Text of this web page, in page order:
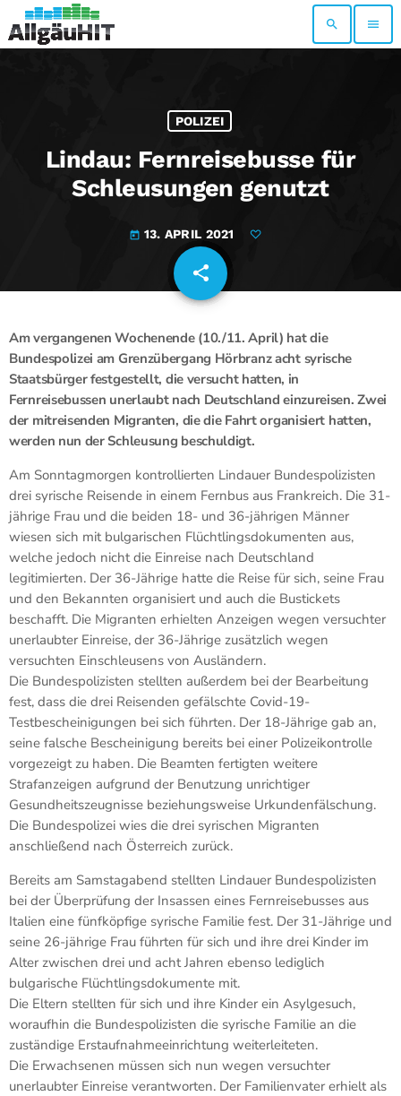
search menu
POLIZEI
Lindau: Fernreisebusse für
Schleusungen genutzt
today 13. APRIL 2021
share
email
Am vergangenen Wochenende (10./11. April) hat die
Bundespolizei am Grenzübergang Hörbranz acht syrische
Staatsbürger festgestellt, die versucht hatten, in
Fernreisebussen unerlaubt nach Deutschland einzureisen. Zwei
der mitreisenden Migranten, die die Fahrt organisiert hatten,
werden nun der Schleusung beschuldigt.
Am Sonntagmorgen kontrollierten Lindauer Bundespolizisten
drei syrische Reisende in einem Fernbus aus Frankreich. Die 31-
jährige Frau und die beiden 18- und 36-jährigen Männer
wiesen sich mit bulgarischen Flüchtlingsdokumenten aus,
welche jedoch nicht die Einreise nach Deutschland
legitimierten. Der 36-Jährige hatte die Reise für sich, seine Frau
und den Bekannten organisiert und auch die Bustickets
beschafft. Die Migranten erhielten Anzeigen wegen versuchter
unerlaubter Einreise, der 36-Jährige zusätzlich wegen
versuchten Einschleusens von Ausländern.
Die Bundespolizisten stellten außerdem bei der Bearbeitung
fest, dass die drei Reisenden gefälschte Covid-19-
Testbescheinigungen bei sich führten. Der 18-Jährige gab an,
seine falsche Bescheinigung bereits bei einer Polizeikontrolle
vorgezeigt zu haben. Die Beamten fertigten weitere
Strafanzeigen aufgrund der Benutzung unrichtiger
Gesundheitszeugnisse beziehungsweise Urkundenfälschung.
Die Bundespolizei wies die drei syrischen Migranten
anschließend nach Österreich zurück.
Bereits am Samstagabend stellten Lindauer Bundespolizisten
bei der Überprüfung der Insassen eines Fernreisebusses aus
Italien eine fünfköpfige syrische Familie fest. Der 31-Jährige und
seine 26-jährige Frau führten für sich und ihre drei Kinder im
Alter zwischen drei und acht Jahren ebenso lediglich
bulgarische Flüchtlingsdokumente mit.
Die Eltern stellten für sich und ihre Kinder ein Asylgesuch,
woraufhin die Bundespolizisten die syrische Familie an die
zuständige Erstaufnahmeeinrichtung weiterleiteten.
Die Erwachsenen müssen sich nun wegen versuchter
unerlaubter Einreise verantworten. Der Familienvater erhielt als